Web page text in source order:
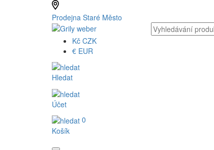
Prodejna Staré Město
Kč CZK
€ EUR
Hledat
Účet
0
Košík